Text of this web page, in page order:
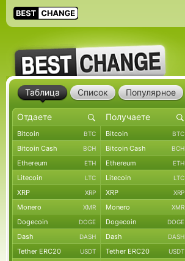
Таблица Список Популярное
Bitcoin BTC Bitcoin BTC
Bitcoin Cash BCH Bitcoin Cash BCH
Ethereum ETH Ethereum ETH
Litecoin LTC Litecoin LTC
XRP XRP XRP XRP
Monero XMR Monero XMR
Dogecoin DOGE Dogecoin DOGE
Dash DASH Dash DASH
Tether ERC20 USDT Tether ERC20 USDT